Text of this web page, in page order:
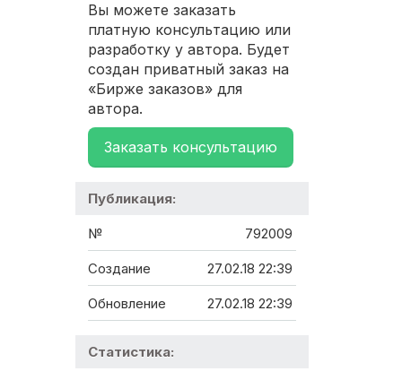
Вы можете заказать
платную консультацию или
разработку у автора. Будет
создан приватный заказ на
«Бирже заказов» для
автора.
Заказать консультацию
Публикация:
№ 792009
Создание 27.02.18 22:39
Обновление 27.02.18 22:39
Статистика: